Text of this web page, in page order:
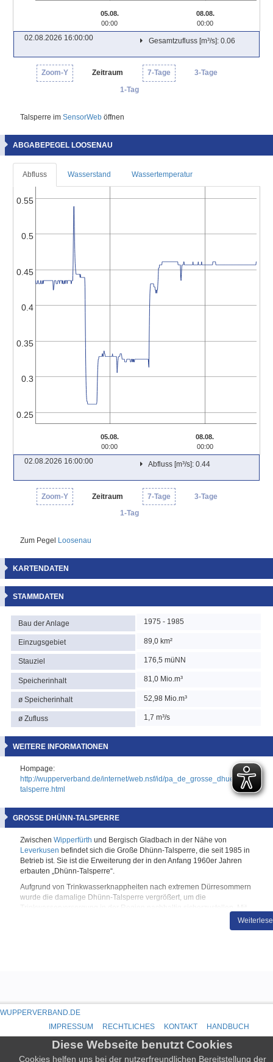
05.08.
00:00
08.08.
00:00
02.08.2026 16:00:00 Gesamtzufluss [m³/s]: 0.06
Zoom-Y Zeitraum 7-Tage
3-Tage
1-Tag
Talsperre im SensorWeb öffnen
ABGABEPEGEL LOOSENAU
Abfluss Wasserstand Wassertemperatur
0.25
0.3
0.35
0.4
0.45
0.5
0.55
05.08.
00:00
08.08.
00:00
02.08.2026 16:00:00 Abfluss [m³/s]: 0.44
Zoom-Y Zeitraum 7-Tage
3-Tage
1-Tag
Zum Pegel Loosenau
KARTENDATEN
STAMMDATEN
Bau der Anlage 1975 - 1985
Einzugsgebiet 89,0 km²
Stauziel 176,5 müNN
Speicherinhalt 81,0 Mio.m³
ø Speicherinhalt 52,98 Mio.m³
ø Zufluss 1,7 m³/s
WEITERE INFORMATIONEN
Hompage:
http://wupperverband.de/internet/web.nsf/id/pa_de_grosse_dhuenn-
talsperre.html
GROSSE DHÜNN-TALSPERRE
Zwischen Wipperfürth und Bergisch Gladbach in der Nähe von
Leverkusen befindet sich die Große Dhünn-Talsperre, die seit 1985 in
Betrieb ist. Sie ist die Erweiterung der in den Anfang 1960er Jahren
erbauten „Dhünn-Talsperre“.
Aufgrund von Trinkwasserknappheiten nach extremen Dürresommern
wurde die damalige Dhünn-Talsperre vergrößert, um die
Trinkwasserversorgung in der Region nachhaltig sicherzustellen. Mit
einem Fassungsvermögen von insgesamt 81 Millionen Kubikmetern
für die Stadt Leverkusen.
Die beiden Bäche Große Dhünn und Kleine Dhünn sowie kleinere
hohe Wasserqualität der dünn besiedelten Gebiete um die Talsperre
WUPPERVERBAND.DE
IMPRESSUM
RECHTLICHES KONTAKT HANDBUCH
Diese Webseite benutzt Cookies
Cookies helfen uns bei der nutzerfreundlichen Bereitstellung der
Dhuenn-